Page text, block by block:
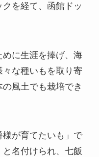
を経て、函館ドッ
に生涯を捧げ、海
な種いもを取り寄
風土でも栽培でき
が育てたいも」で
名付けられ、七飯